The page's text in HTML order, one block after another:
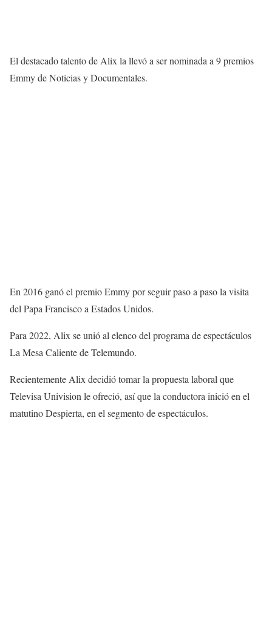
El destacado talento de Alix la llevó a ser nominada a 9 premios
Emmy de Noticias y Documentales.
En 2016 ganó el premio Emmy por seguir paso a paso la visita
del Papa Francisco a Estados Unidos.
Para 2022, Alix se unió al elenco del programa de espectáculos
La Mesa Caliente de Telemundo.
Recientemente Alix decidió tomar la propuesta laboral que
Televisa Univision le ofreció, así que la conductora inició en el
matutino Despierta, en el segmento de espectáculos.